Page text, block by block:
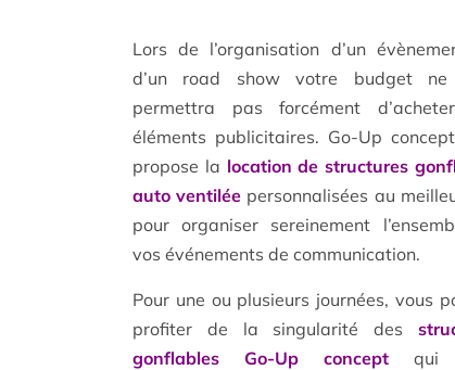
Lors de l’organisation d’un
d’un road show votre budget ne
permettra pas forcément
éléments publicitaires. Go-Up
propose la location de structures
auto ventilée personnalisées au
pour organiser sereinement
vos événements de communication.
Pour une ou plusieurs journées, vous
profiter de la singularité des
gonflables Go-Up concept qui